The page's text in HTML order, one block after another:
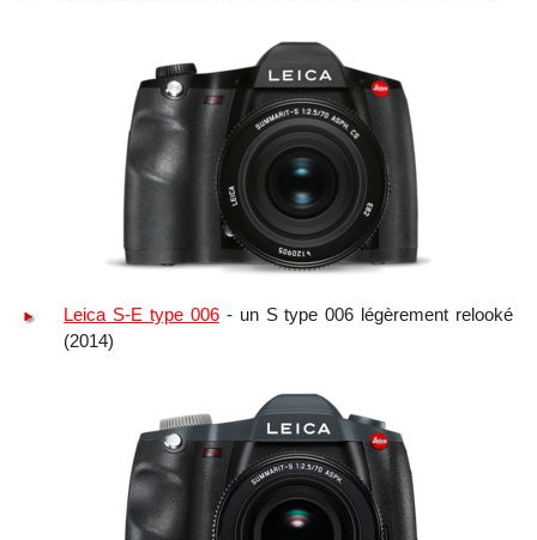
Leica S-E type 006- un S type 006 légèrement relooké
(2014)